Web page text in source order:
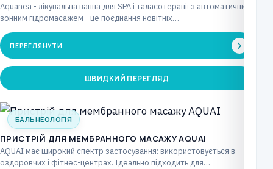
Aquanea - лікувальна ванна для SPA і таласотерапії з автоматичним
зонним гідромасажем - це поєднання новітніх…
ПЕРЕГЛЯНУТИ
ШВИДКИЙ ПЕРЕГЛЯД
БАЛЬНЕОЛОГІЯ
ПРИСТРІЙ ДЛЯ МЕМБРАННОГО МАСАЖУ AQUAI
AQUAI має широкий спектр застосування: використовується в
оздоровчих і фітнес-центрах. Ідеально підходить для